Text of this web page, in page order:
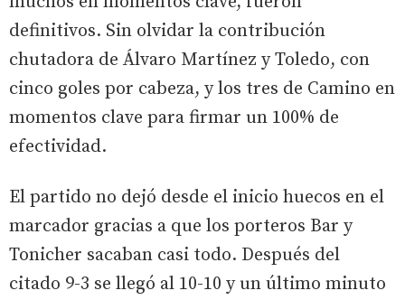
definitivos. Sin olvidar la contribución
chutadora de Álvaro Martínez y Toledo, con
cinco goles por cabeza, y los tres de Camino en
momentos clave para firmar un 100% de
efectividad.
El partido no dejó desde el inicio huecos en el
marcador gracias a que los porteros Bar y
Tonicher sacaban casi todo. Después del
citado 9-3 se llegó al 10-10 y un último minuto